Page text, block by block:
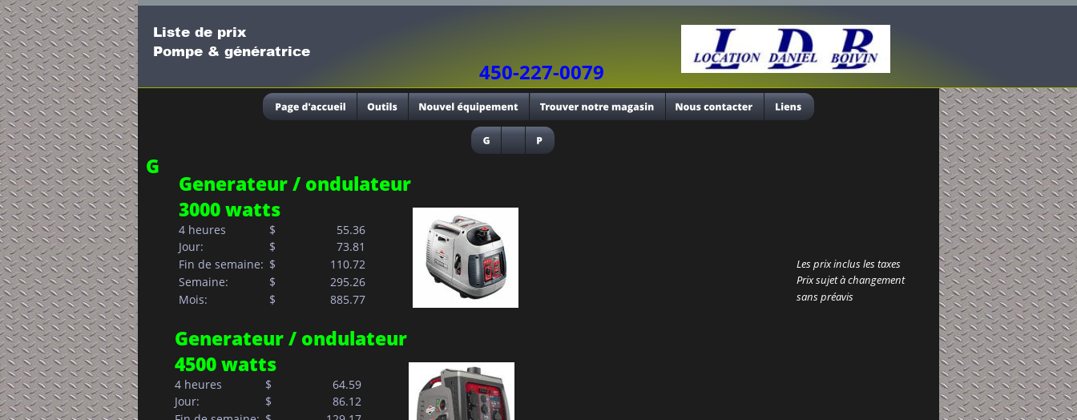
450-227-0079
Liste de prix
Pompe & génératrice
G
Les prix inclus les taxes
Prix sujet à changement
sans préavis
Generateur / ondulateur
3000 watts
4 heures $
  55.36
Jour:
$
  73.81
Fin de semaine: $
110.72
Semaine:
$
295.26
Mois:
$ 885.77
Generateur / ondulateur
4500 watts
4 heures $
  64.59
Jour:
$
  86.12